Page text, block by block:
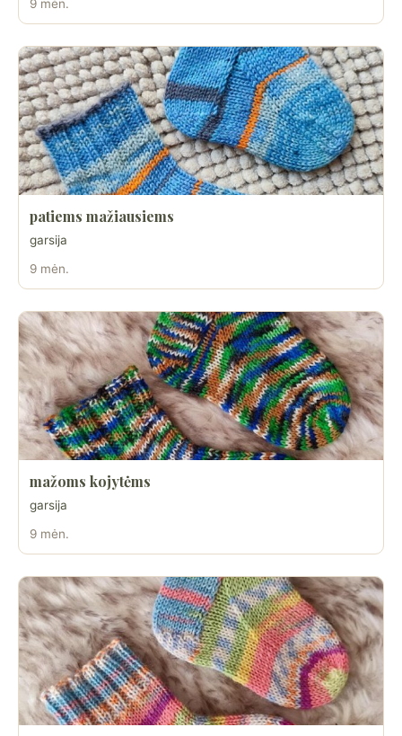
9 mėn.
patiems mažiausiems
garsija
9 mėn.
mažoms kojytėms
garsija
9 mėn.